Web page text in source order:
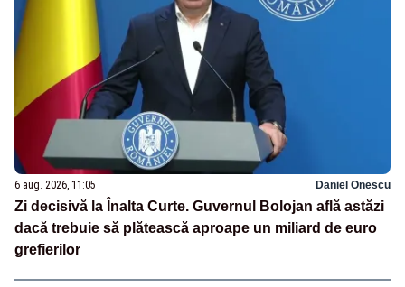
6 aug. 2026, 11:05 Daniel Onescu
Zi decisivă la Înalta Curte. Guvernul Bolojan află astăzi
dacă trebuie să plătească aproape un miliard de euro
grefierilor